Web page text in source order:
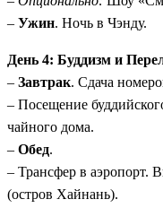
– Ужин. Ночь в Чэнду.
День 4: Буддизм и
– Завтрак. Сдача
– Посещение
чайного дома.
– Обед.
– Трансфер в аэропорт.
(остров Хайнань).